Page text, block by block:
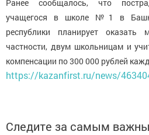
Ранее сообщалось, что
учащегося в школе №1 в
республики планирует
частности, двум школьницам и
компенсации по 300 000 рублей
https://kazanfirst.ru/news/
Следите за самым